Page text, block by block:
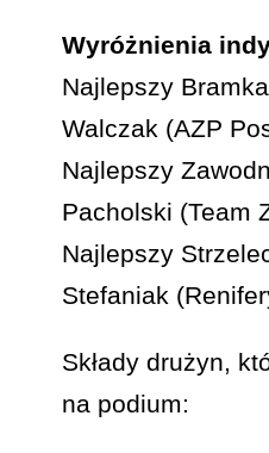
Wyróżnienia
Najlepszy
Walczak (AZP
Najlepszy
Pacholski (Team
Najlepszy
Stefaniak
Składy drużyn,
na podium: